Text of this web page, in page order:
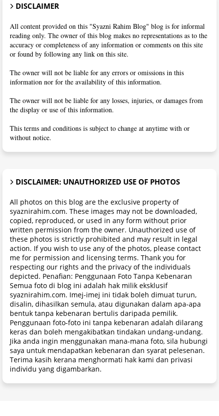
DISCLAIMER
All content provided on this "Syazni Rahim Blog" blog is for informal
reading only. The owner of this blog makes no representations as to the
accuracy or completeness of any information or comments on this site
or found by following any link on this site.
The owner will not be liable for any errors or omissions in this
information nor for the availability of this information.
The owner will not be liable for any losses, injuries, or damages from
the display or use of this information.
This terms and conditions is subject to change at anytime with or
without notice.
DISCLAIMER: UNAUTHORIZED USE OF PHOTOS
All photos on this blog are the exclusive property of
syaznirahim.com. These images may not be downloaded,
copied, reproduced, or used in any form without prior
written permission from the owner. Unauthorized use of
these photos is strictly prohibited and may result in legal
action. If you wish to use any of the photos, please contact
me for permission and licensing terms. Thank you for
respecting our rights and the privacy of the individuals
depicted. Penafian: Penggunaan Foto Tanpa Kebenaran
Semua foto di blog ini adalah hak milik eksklusif
syaznirahim.com. Imej-imej ini tidak boleh dimuat turun,
disalin, dihasilkan semula, atau digunakan dalam apa-apa
bentuk tanpa kebenaran bertulis daripada pemilik.
Penggunaan foto-foto ini tanpa kebenaran adalah dilarang
keras dan boleh mengakibatkan tindakan undang-undang.
Jika anda ingin menggunakan mana-mana foto, sila hubungi
saya untuk mendapatkan kebenaran dan syarat pelesenan.
Terima kasih kerana menghormati hak kami dan privasi
individu yang digambarkan.